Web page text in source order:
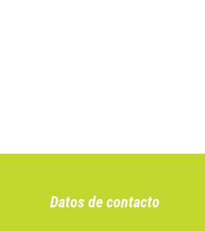
Datos de contacto